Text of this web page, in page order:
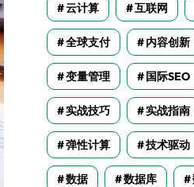
云计算 互联网
全球支付 内容创新
变量管理 国际SEO
实战技巧 实战指南
弹性计算 技术驱动
数据 数据库